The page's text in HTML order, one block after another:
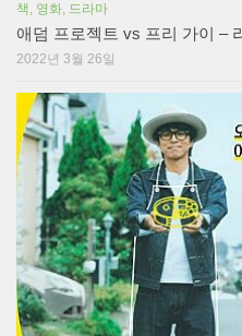
책, 영화, 드라마
애덤 프로젝트 vs 프리 가이 –
2022년 3월 26일